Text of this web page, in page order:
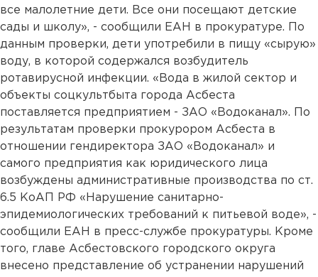
все малолетние дети. Все они посещают детские
сады и школу», - сообщили ЕАН в прокуратуре. По
данным проверки, дети употребили в пищу «сырую»
воду, в которой содержался возбудитель
ротавирусной инфекции. «Вода в жилой сектор и
объекты соцкультбыта города Асбеста
поставляется предприятием - ЗАО «Водоканал». По
результатам проверки прокурором Асбеста в
отношении гендиректора ЗАО «Водоканал» и
самого предприятия как юридического лица
возбуждены административные производства по ст.
6.5 КоАП РФ «Нарушение санитарно-
эпидемиологических требований к питьевой воде», -
сообщили ЕАН в пресс-службе прокуратуры. Кроме
того, главе Асбестовского городского округа
внесено представление об устранении нарушений